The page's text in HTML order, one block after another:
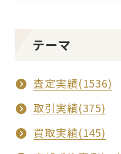
テーマ
査定実績(1536)
取引実績(375)
買取実績(145)